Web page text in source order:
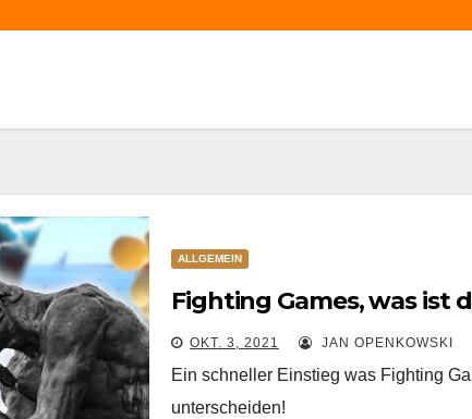
ALLGEMEIN
Fighting Games, was ist
OKT. 3, 2021 JAN OPENKOWSKI
Ein schneller Einstieg was Fighting
unterscheiden!